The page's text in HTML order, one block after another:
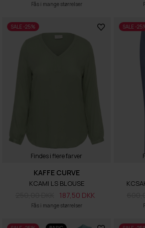
Fås i mange størrelser
SALE -25%
Findes i flere farver
Fås i mange størrelser
KAFFE CURVE
KCAMI LS BLOUSE
187,50 DKK
SALE -